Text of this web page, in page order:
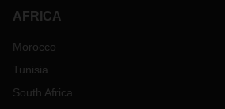
AFRICA
Morocco
Tunisia
South Africa